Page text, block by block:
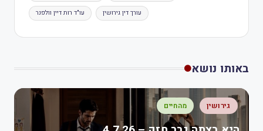
עו"ד רות דיין וולפנר עורך דין גירושין
באותו נושא
גירושין מהחיים